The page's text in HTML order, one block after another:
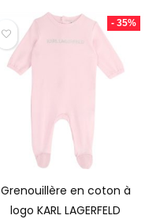
- 35%
Grenouillère en coton à
logo KARL LAGERFELD